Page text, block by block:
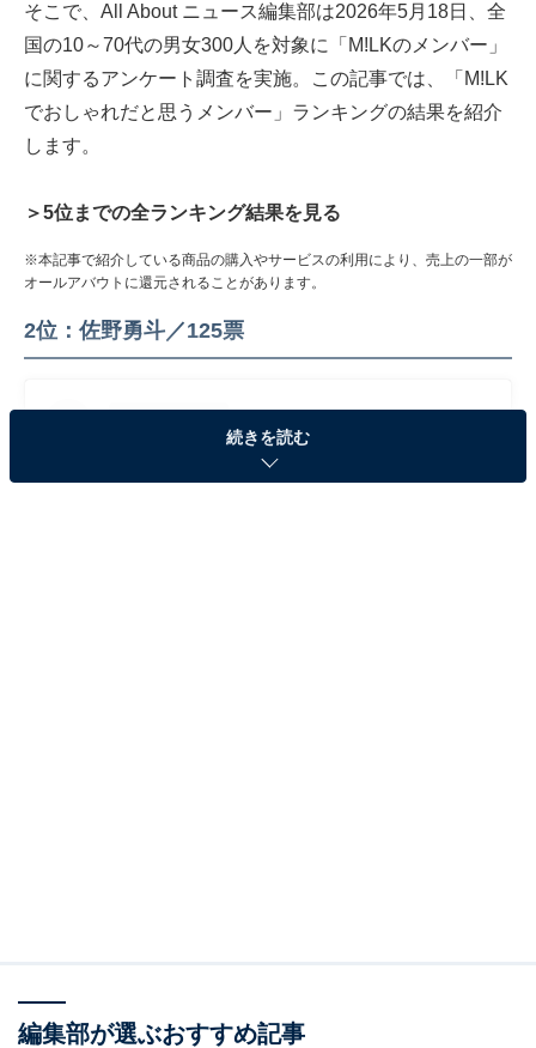
そこで、All About ニュース編集部は2026年5月18日、全
国の10～70代の男女300人を対象に「M!LKのメンバー」
に関するアンケート調査を実施。この記事では、「M!LK
でおしゃれだと思うメンバー」ランキングの結果を紹介
します。
＞5位までの全ランキング結果を見る
※本記事で紹介している商品の購入やサービスの利用により、売上の一部が
オールアバウトに還元されることがあります。
2位：佐野勇斗／125票
2位は、メンバーカラーが「ピーチヒップピンク岡崎」
続きを読む
編集部が選ぶおすすめ記事